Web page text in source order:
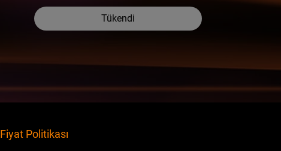
sensör braketleri )
diğer parçalar üzerinde görebilirsiniz.
Taiwan diyip Çin malı satan firmalardan
değiliz.
tamponlar ile aynı hammadeye ve aynı
Tükendi
Fiyat Politikası